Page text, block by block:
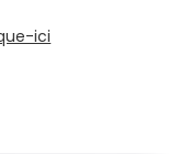
ici